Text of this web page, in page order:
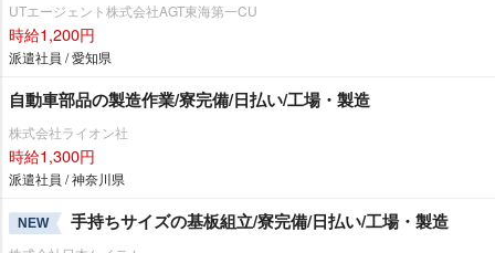
UTエージェント株式会社AGT東海第一CU
時給1,200円
派遣社員 / 愛知県
自動車部品の製造作業/寮完備/日払い/工場・製造
株式会社ライオン社
時給1,300円
派遣社員 / 神奈川県
NEW 手持ちサイズの基板組立/寮完備/日払い/工場・製造